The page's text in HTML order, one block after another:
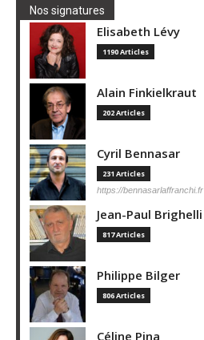
Nos signatures
Elisabeth Lévy
1190 Articles
Alain Finkielkraut
202 Articles
Cyril Bennasar
231 Articles
https://bennasarlaffranchi.fr
Jean-Paul Brighelli
817 Articles
Philippe Bilger
806 Articles
Céline Pina